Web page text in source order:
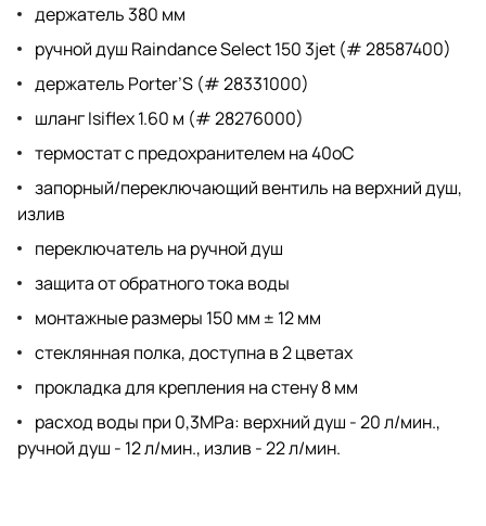
держатель 380 мм
ручной душ Raindance Select 150 3jet (# 28587400)
держатель Porter’S (# 28331000)
шланг Isiflex 1.60 м (# 28276000)
термостат с предохранителем на 40oC
запорный/переключающий вентиль на верхний душ,
излив
переключатель на ручной душ
защита от обратного тока воды
монтажные размеры 150 мм ± 12 мм
стеклянная полка, доступна в 2 цветах
прокладка для крепления на стену 8 мм
расход воды при 0,3MPa: верхний душ - 20 л/мин.,
ручной душ - 12 л/мин., излив - 22 л/мин.